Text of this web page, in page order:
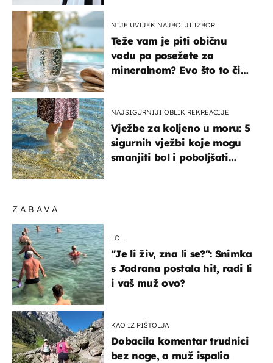
ZABAVA
LOL
"Je li živ, zna li se?": Snimka
s Jadrana postala hit, radi li
i vaš muž ovo?
KAO IZ PIŠTOLJA
Dobacila komentar trudnici
bez noge, a muž ispalio
NIJE UVIJEK NAJBOLJI IZBOR
Teže vam je piti običnu
vodu pa posežete za
mineralnom? Evo što to čini
NAJSIGURNIJI OBLIK REKREACIJE
Vježbe za koljeno u moru: 5
sigurnih vježbi koje mogu
smanjiti bol i poboljšati